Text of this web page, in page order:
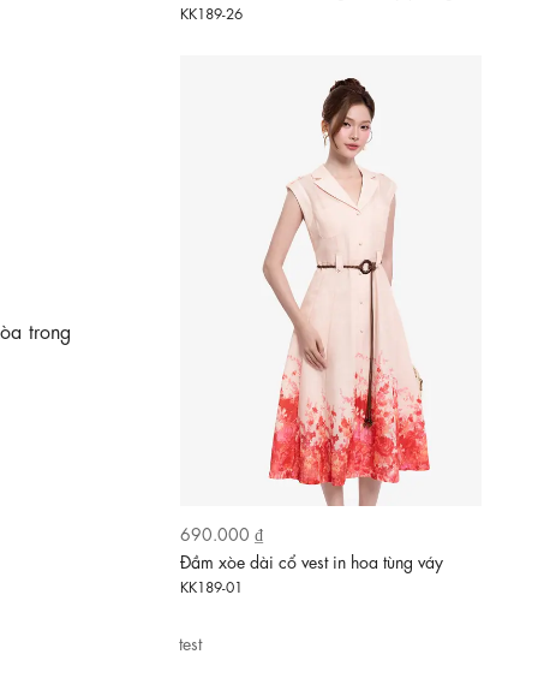
trong
KK189-01
620.000 ₫
Đầm xòe chấm bi cổ đắp chéo phối ren
KK189-14
test